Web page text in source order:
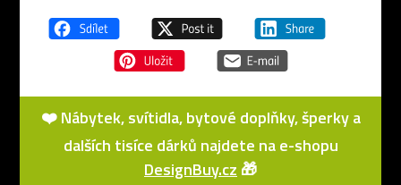
❤️ Nábytek, svítidla, bytové doplňky, šperky a
dalších tisíce dárků najdete na e-shopu
DesignBuy.cz 🎁